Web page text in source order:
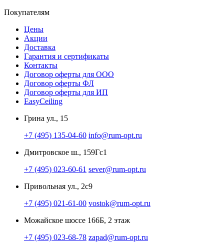
Покупателям
Цены
Акции
Доставка
Гарантия и сертификаты
Контакты
Договор оферты для ООО
Договор оферты ФЛ
Договор оферты для ИП
EasyCeiling
Грина ул., 15
+7 (495) 135-04-60 info@rum-opt.ru
Дмитровское ш., 159Гс1
+7 (495) 023-60-61 sever@rum-opt.ru
Привольная ул., 2с9
+7 (495) 021-61-00 vostok@rum-opt.ru
Можайское шоссе 166Б, 2 этаж
+7 (495) 023-68-78 zapad@rum-opt.ru